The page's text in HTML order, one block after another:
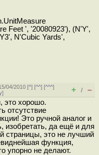
Feet ', '20080923'), (N'Y',
N'Cubic Yards',
04/2010 [^] [^^] [^^^]
] + / –
это хорошо.
отсутствие
Это ручной аналог и
изобретать, да ещё и для
страницы, это не лучший
функция,
упорно не делают.